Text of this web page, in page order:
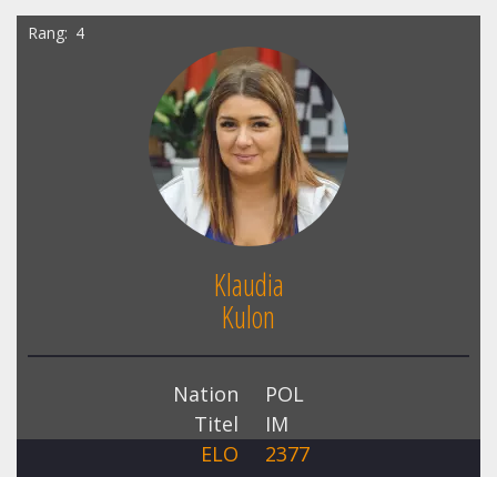
Rang 4
Klaudia
Kulon
Nation
POL
Titel
IM
ELO
2377